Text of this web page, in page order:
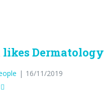
Dermatology
| 16/11/2019